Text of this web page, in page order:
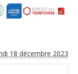
18 décembre 2023